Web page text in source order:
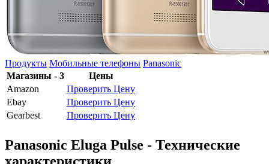
Продукты Мобильные телефоны Panasonic
Магазины - 3
Цены
Amazon
Проверить Цену
Ebay
Проверить Цену
Gearbest
Проверить Цену
Panasonic Eluga Pulse - Технические
характеристики